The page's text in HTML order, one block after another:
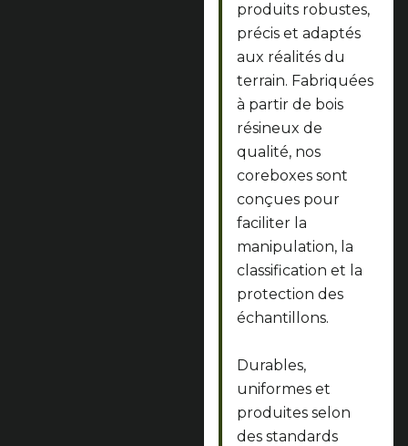
produits robustes,
précis et adaptés
aux réalités du
terrain. Fabriquées
à partir de bois
résineux de
qualité, nos
coreboxes sont
conçues pour
faciliter la
manipulation, la
classification et la
protection des
échantillons.
Durables,
uniformes et
produites selon
des standards